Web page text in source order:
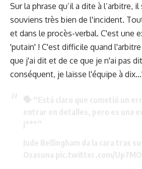
Sur la phrase qu’il a dite à l’arbitre, il
souviens très bien de l'incident.
et dans le procès-verbal. C'est une
'putain' ! C'est difficile quand
que j'ai dit et de ce que je n'ai pas
conséquent, je laisse l'équipe à